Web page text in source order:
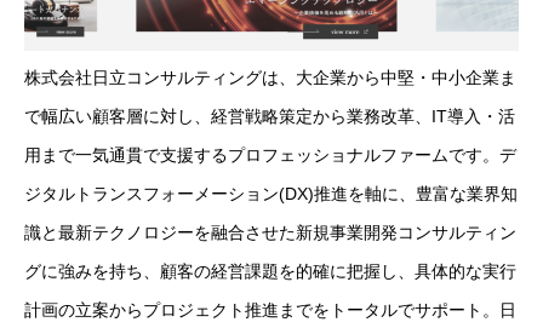
株式会社日立コンサルティングは、大企業から中堅・中小企業ま
で幅広い顧客層に対し、経営戦略策定から業務改革、IT導入・活
用まで一気通貫で支援するプロフェッショナルファームです。デ
ジタルトランスフォーメーション(DX)推進を軸に、豊富な業界知
識と最新テクノロジーを融合させた新規事業開発コンサルティン
グに強みを持ち、顧客の経営課題を的確に把握し、具体的な実行
計画の立案からプロジェクト推進までをトータルでサポート。日